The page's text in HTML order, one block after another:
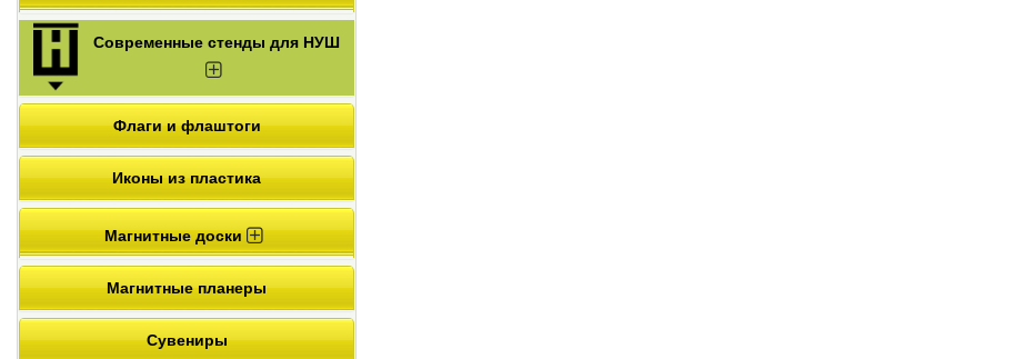
Современные стенды для НУШ
Флаги и флаштоги
Иконы из пластика
Магнитные доски
Магнитные планеры
Сувениры